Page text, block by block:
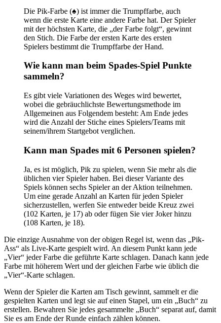
Die Pik-Farbe (♠) ist immer die Trumpffarbe, auch
wenn die erste Karte eine andere Farbe hat. Der Spieler
mit der höchsten Karte, die „der Farbe folgt“, gewinnt
den Stich. Die Farbe der ersten Karte des ersten
Spielers bestimmt die Trumpffarbe der Hand.
Wie kann man beim Spades-Spiel Punkte
sammeln?
Es gibt viele Variationen des Weges wird bewertet,
wobei die gebräuchlichste Bewertungsmethode im
Allgemeinen aus Folgendem besteht: Am Ende jedes
wird die Anzahl der Stiche eines Spielers/Teams mit
seinem/ihrem Startgebot verglichen.
Kann man Spades mit 6 Personen spielen?
Ja, es ist möglich, Pik zu spielen, wenn Sie mehr als die
üblichen vier Spieler haben. Bei dieser Variante des
Spiels können sechs Spieler an der Aktion teilnehmen.
Um eine gerade Anzahl an Karten für jeden Spieler
sicherzustellen, werfen Sie entweder beide Kreuz zwei
(102 Karten, je 17) ab oder fügen Sie vier Joker hinzu
(108 Karten, je 18).
Die einzige Ausnahme von der obigen Regel ist, wenn das „Pik-
Ass“ als Live-Karte gespielt wird. An diesem Punkt kann jede
„Vier“ jeder Farbe die geführte Karte schlagen. Danach kann jede
Farbe mit höherem Wert und der gleichen Farbe wie üblich die
„Vier“-Karte schlagen.
Wenn der Spieler die Karten am Tisch gewinnt, sammelt er die
gespielten Karten und legt sie auf einen Stapel, um ein „Buch“ zu
erstellen. Bewahren Sie jedes gesammelte „Buch“ separat auf, damit
Sie es am Ende der Runde einfach zählen können.